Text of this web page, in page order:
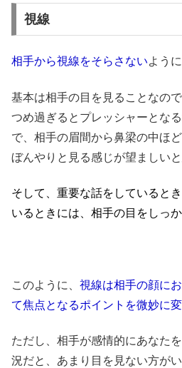
視線
相手から視線をそらさないよう
基本は相手の目を見ることなの
つめ過ぎるとプレッシャーとな
で、相手の眉間から鼻梁の中ほ
ぼんやりと見る感じが望ましいと
そして、重要な話をしていると
いるときには、相手の目をしっか
このように、 視線は相手の顔に
て焦点となるポイントを微妙に
ただし、相手が感情的にあなた
況だと、あまり目を見ない方が